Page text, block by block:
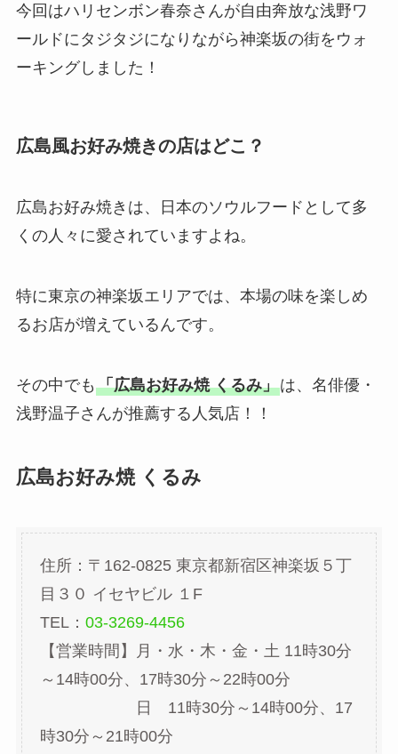
今回はハリセンボン春奈さんが自由奔放な浅野ワ
ールドにタジタジになりながら神楽坂の街をウォ
ーキングしました！
広島風お好み焼きの店はどこ？
広島お好み焼きは、日本のソウルフードとして多
くの人々に愛されていますよね。
特に東京の神楽坂エリアでは、本場の味を楽しめ
るお店が増えているんです。
その中でも 「広島お好み焼 くるみ」は、名俳優・
浅野温子さんが推薦する人気店！！
広島お好み焼 くるみ
住所：〒162-0825 東京都新宿区神楽坂５丁
目３０ イセヤビル １F
TEL： 03-3269-4456
【営業時間】月・水・木・金・土 11時30分
～14時00分、17時30分～22時00分
日 11時30分～14時00分、17
時30分～21時00分